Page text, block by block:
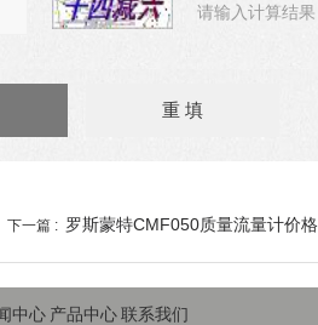
请输入计算结
下一篇 : 罗斯蒙特CMF050质量流量计价格
中心 产品中心联系我们